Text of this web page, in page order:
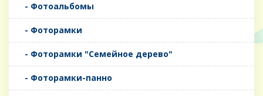
- Фотоальбомы
- Фоторамки
- Фоторамки "Семейное дерево"
- Фоторамки-панно